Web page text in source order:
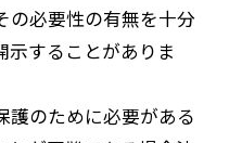
の必要性の有無を十分
示することがありま
護のために必要がある